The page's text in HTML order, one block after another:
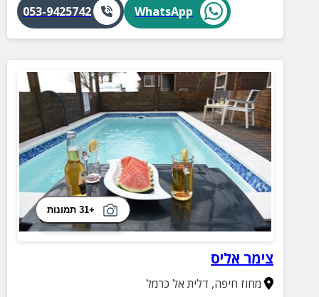
WhatsApp
053-9425742
+31 תמונות
צימר אליס
מחוז חיפה, דלית אל כרמל